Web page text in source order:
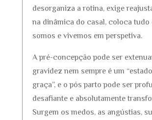
desorganiza a rotina, exige
na dinâmica do casal, coloca tudo
somos e vivemos em perspetiva.
A pré-concepção pode ser
gravidez nem sempre é um
graça”, e o pós parto pode ser
desafiante e absolutamente
Surgem os medos, as angústias,